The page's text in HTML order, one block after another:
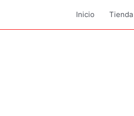
Inicio Tienda